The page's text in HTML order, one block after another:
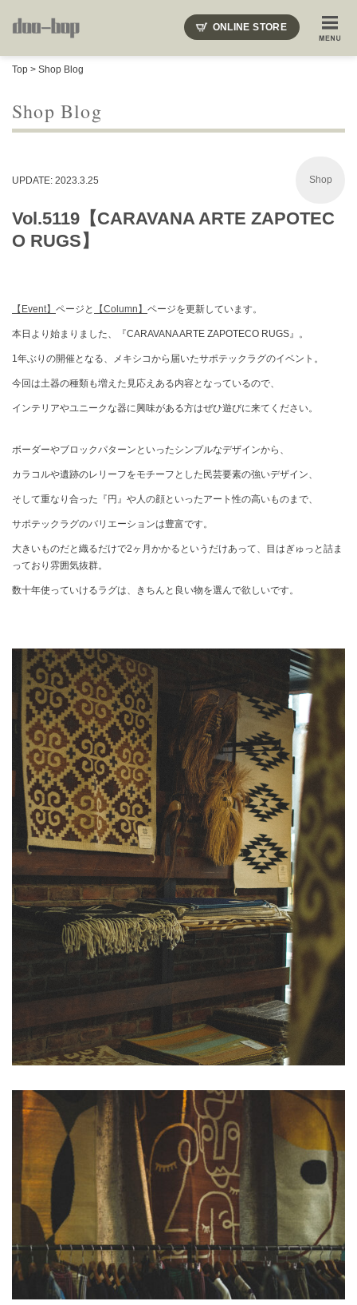
ONLINE STORE
Top > Shop Blog
Shop Blog
UPDATE: 2023.3.25 Shop
Vol.5119【CARAVANA ARTE ZAPOTEC
O RUGS】
【Event】 ページと 【Column】 ページを更新しています。
本日より始まりました、『CARAVANA ARTE ZAPOTECO RUGS』。
1年ぶりの開催となる、メキシコから届いたサポテックラグのイベント。
今回は土器の種類も増えた見応えある内容となっているので、
インテリアやユニークな器に興味がある方はぜひ遊びに来てください。
ボーダーやブロックパターンといったシンプルなデザインから、
カラコルや遺跡のレリーフをモチーフとした民芸要素の強いデザイン、
そして重なり合った『円』や人の顔といったアート性の高いものまで、
サポテックラグのバリエーションは豊富です。
大きいものだと織るだけで2ヶ月かかるというだけあって、目はぎゅっと詰ま
っており雰囲気抜群。
数十年使っていけるラグは、きちんと良い物を選んで欲しいです。